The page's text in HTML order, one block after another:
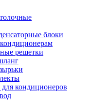
блоки
решетки
кондиционеров